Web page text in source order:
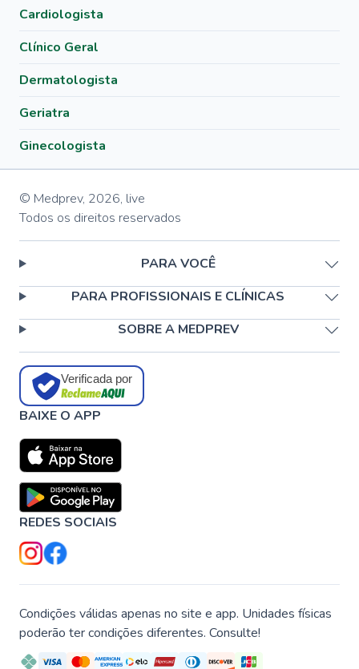
Cardiologista
Clínico Geral
Dermatologista
Geriatra
Ginecologista
© Medprev, 2026, live
Todos os direitos reservados
PARA VOCÊ
PARA PROFISSIONAIS E CLÍNICAS
SOBRE A MEDPREV
Verificada por
BAIXE O APP
REDES SOCIAIS
Condições válidas apenas no site e app. Unidades físicas
poderão ter condições diferentes. Consulte!